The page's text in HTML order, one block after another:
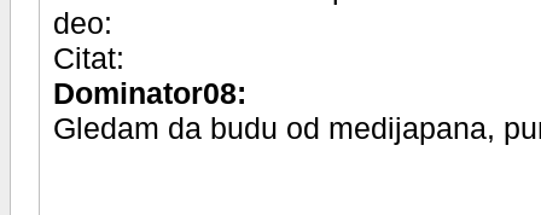
deo:
Citat:
Dominator08:
Gledam da budu od medijapana,